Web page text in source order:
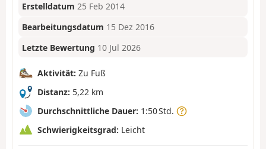
Erstelldatum 25 Feb 2014
Bearbeitungsdatum 15 Dez 2016
Letzte Bewertung 10 Jul 2026
Aktivität: Zu Fuß
Distanz: 5,22 km
Durchschnittliche Dauer: 1:50 Std.
Schwierigkeitsgrad: Leicht